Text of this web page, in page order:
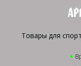
Товары для